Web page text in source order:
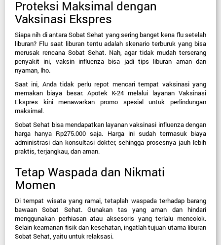
Proteksi Maksimal dengan
Vaksinasi Ekspres
Siapa nih di antara Sobat Sehat yang sering banget kena flu setelah
liburan? Flu saat liburan tentu adalah skenario terburuk yang bisa
merusak rencana Sobat Sehat. Nah, agar tidak mudah terserang
penyakit ini, vaksin influenza bisa jadi tips liburan aman dan
nyaman, lho.
Saat ini, Anda tidak perlu repot mencari tempat vaksinasi yang
memakan biaya besar. Apotek K-24 melalui layanan Vaksinasi
Ekspres kini menawarkan promo spesial untuk perlindungan
maksimal.
Sobat Sehat bisa mendapatkan layanan vaksinasi influenza dengan
harga hanya Rp275.000 saja. Harga ini sudah termasuk biaya
administrasi dan konsultasi dokter, sehingga prosesnya jauh lebih
praktis, terjangkau, dan aman.
Tetap Waspada dan Nikmati
Momen
Di tempat wisata yang ramai, tetaplah waspada terhadap barang
bawaan Sobat Sehat. Gunakan tas yang aman dan hindari
menggunakan perhiasan atau aksesoris yang terlalu mencolok.
Selain keamanan fisik dan kesehatan, ingatlah tujuan utama liburan
Sobat Sehat, yaitu untuk relaksasi.